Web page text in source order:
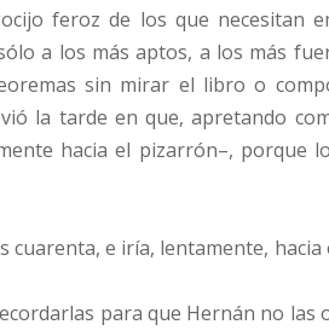
feroz de los que necesitan
a los más aptos, a los más
sin mirar el libro o
la tarde en que, apretando
hacia el pizarrón–, porque
e iría, lentamente,
para que Hernán no las